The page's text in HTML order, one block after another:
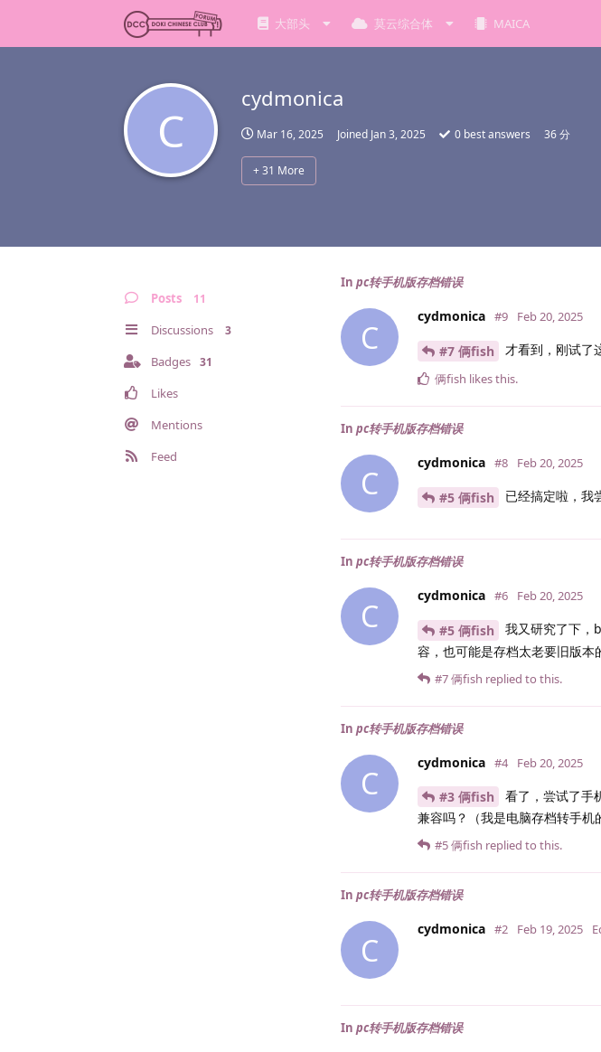
大部头 莫云综合体 MAICA
C
cydmonica
Mar 16, 2025 Joined Jan 3, 2025 0 best answers 36 分
+31 More
Posts 11
Discussions 3
Badges 31
Likes
Mentions
Feed
In pc转手机版存档错误
C
cydmonica #9 Feb 20, 2025
#7 俩fish 才看到，刚试了
俩fish likes this.
In pc转手机版存档错误
C
cydmonica #8 Feb 20, 2025
#5 俩fish 已经搞定啦，我
In pc转手机版存档错误
C
cydmonica #6 Feb 20, 2025
#5 俩fish
我又研究了下，
容，也可能是存档太老要旧版
#7俩fish replied to this.
In pc转手机版存档错误
C
cydmonica #4 Feb 20, 2025
#3 俩fish
看了，尝试了手
兼容吗？（我是电脑存档转手机
#5俩fish replied to this.
In pc转手机版存档错误
C
cydmonica #2 Feb 19, 2025
In pc转手机版存档错误